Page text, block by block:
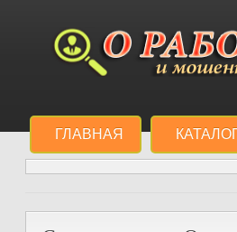
ГЛАВНАЯ